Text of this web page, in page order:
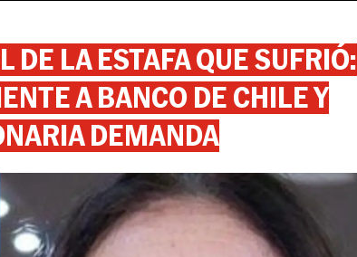
DE LA ESTAFA QUE SUFRIÓ:
A BANCO DE CHILE Y
DEMANDA